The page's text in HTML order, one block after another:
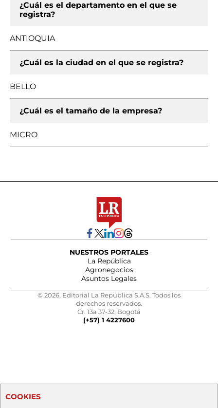
¿Cuál es el departamento en el que se
registra?
ANTIOQUIA
¿Cuál es la ciudad en el que se registra?
BELLO
¿Cuál es el tamaño de la empresa?
MICRO
NUESTROS PORTALES
La República
Agronegocios
Asuntos Legales
© 2026, Editorial La República S.A.S. Todos los
derechos reservados.
Cr. 13a 37-32, Bogotá
(+57) 1 4227600
COOKIES